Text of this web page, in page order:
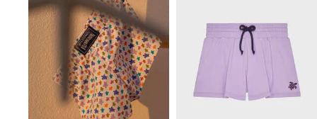
Tuniche
Pantaloni
Sweatshirts
T-Shirts
Modelli lounge
Kimonos
Vedi tutti i Abbigliamento